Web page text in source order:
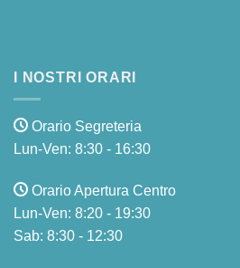
I NOSTRI ORARI
Orario Segreteria
Lun-Ven: 8:30 - 16:30
Orario Apertura Centro
Lun-Ven: 8:20 - 19:30
Sab: 8:30 - 12:30